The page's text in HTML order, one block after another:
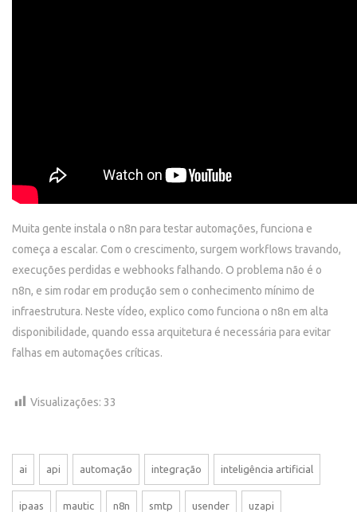
Muita gente instala o n8n para testar automações, funciona e
começa a escalar. Com o crescimento, surgem workflows travando,
execuções perdidas e webhooks falhando. O problema não é o
n8n, e sim rodar em produção sem o conhecimento mínimo de
infraestrutura. Neste vídeo, explico como funciona o n8n em alta
disponibilidade, quando essa arquitetura é necessária para evitar
falhas em automações críticas.
Visualizações: 33
ai api automação integração inteligência artificial
ipaas mautic n8n smtp usender uzapi